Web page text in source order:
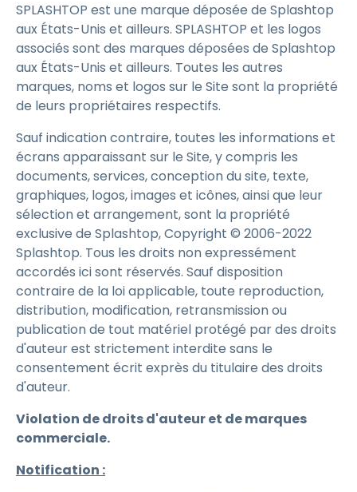
SPLASHTOP est une marque déposée de Splashtop
aux États-Unis et ailleurs. SPLASHTOP et les logos
associés sont des marques déposées de Splashtop
aux États-Unis et ailleurs. Toutes les autres
marques, noms et logos sur le Site sont la propriété
de leurs propriétaires respectifs.
Sauf indication contraire, toutes les informations et
écrans apparaissant sur le Site, y compris les
documents, services, conception du site, texte,
graphiques, logos, images et icônes, ainsi que leur
sélection et arrangement, sont la propriété
exclusive de Splashtop, Copyright © 2006-2022
Splashtop. Tous les droits non expressément
accordés ici sont réservés. Sauf disposition
contraire de la loi applicable, toute reproduction,
distribution, modification, retransmission ou
publication de tout matériel protégé par des droits
d'auteur est strictement interdite sans le
consentement écrit exprès du titulaire des droits
d'auteur.
Violation de droits d'auteur et de marques
commerciale.
Notification :